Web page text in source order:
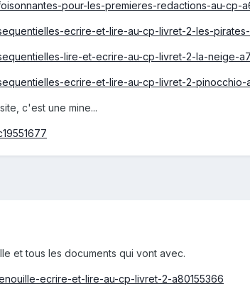
pour-les-premieres-redactions-au-cp-
ecrire-et-lire-au-cp-livret-2-les-
lire-et-ecrire-au-cp-livret-2-la-neige-
ecrire-et-lire-au-cp-livret-2-pinocchio-
c'est une mine...
et tous les documents qui vont avec.
ecrire-et-lire-au-cp-livret-2-a80155366